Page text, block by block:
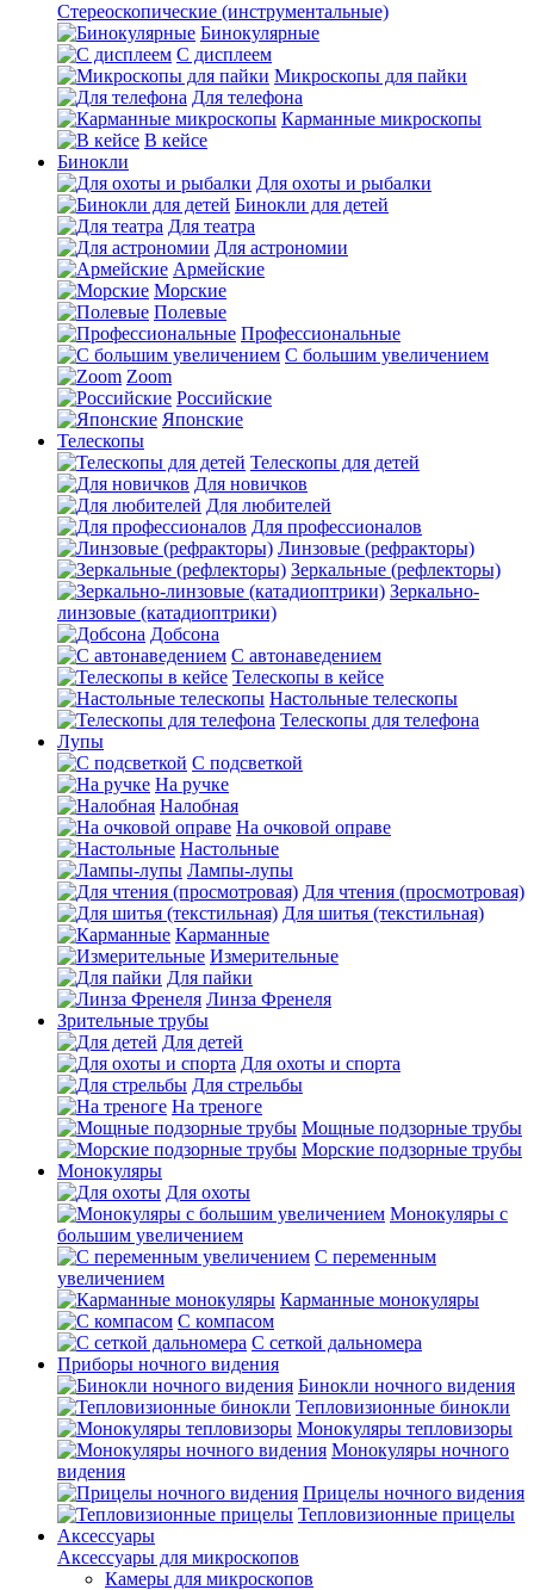
Стереоскопические (инструментальные)
Бинокулярные
С дисплеем
Микроскопы для пайки
Для телефона
Карманные микроскопы
В кейсе
Бинокли
Для охоты и рыбалки
Бинокли для детей
Для театра
Для астрономии
Армейские
Морские
Полевые
Профессиональные
С большим увеличением
Zoom
Российские
Японские
Телескопы
Телескопы для детей
Для новичков
Для любителей
Для профессионалов
Линзовые (рефракторы)
Зеркальные (рефлекторы)
Зеркально-
линзовые (катадиоптрики)
Добсона
С автонаведением
Телескопы в кейсе
Настольные телескопы
Телескопы для телефона
Лупы
С подсветкой
На ручке
Налобная
На очковой оправе
Настольные
Лампы-лупы
Для чтения (просмотровая)
Для шитья (текстильная)
Карманные
Измерительные
Для пайки
Линза Френеля
Зрительные трубы
Для детей
Для охоты и спорта
Для стрельбы
На треноге
Мощные подзорные трубы
Морские подзорные трубы
Монокуляры
Для охоты
Монокуляры с
большим увеличением
С переменным
увеличением
Карманные монокуляры
С компасом
С сеткой дальномера
Приборы ночного видения
Бинокли ночного видения
Тепловизионные бинокли
Монокуляры тепловизоры
Монокуляры ночного
видения
Прицелы ночного видения
Тепловизионные прицелы
Аксессуары
Аксессуары для микроскопов
Камеры для микроскопов